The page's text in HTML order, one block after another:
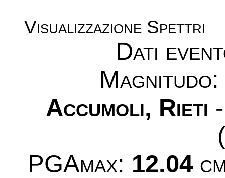
Visualizzazione Spettri
Dati
Accumoli, Rieti
PGAmax: 12.04